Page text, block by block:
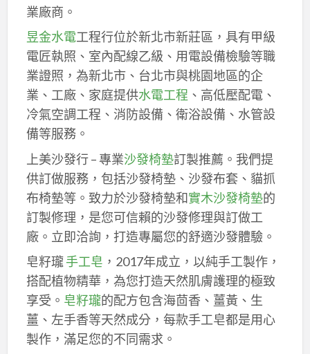
業廠商。
昱金水電工程行位於新北市新莊區，具有甲級
電匠執照、室內配線乙級、用電設備檢驗等職
業證照，為新北市、台北市與桃園地區的企
業、工廠、家庭提供水電工程 、高低壓配電、
冷氣空調工程、消防設備、衛浴設備、水管設
備等服務。
上美沙發行 – 專業沙發椅墊訂製推薦。我們提
供訂做服務，包括沙發椅墊、沙發布套、貓抓
布椅墊等。致力於沙發椅墊和實木沙發椅墊的
訂製修理，是您可信賴的沙發修理與訂做工
廠。立即洽詢，打造專屬您的舒適沙發體驗。
皂籽瓏手工皂 ，2017年成立，以純手工製作，
搭配植物精華，為您打造天然肌膚護理的極致
享受。 皂籽瓏的配方包含海茴香、薑黃、生
薑、左手香等天然成分，每款手工皂都是用心
製作，滿足您的不同需求。